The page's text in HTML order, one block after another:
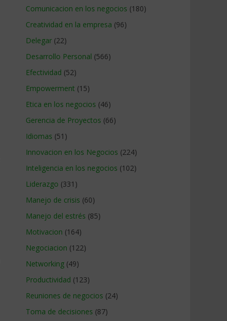
Comunicacion en los negocios (180)
Creatividad en la empresa (96)
Delegar (22)
Desarrollo Personal (566)
Efectividad (52)
Empowerment (15)
Etica en los negocios (46)
Gerencia de Proyectos (66)
Idiomas (51)
Innovacion en los Negocios (224)
Inteligencia en los negocios (102)
Liderazgo (331)
Manejo de crisis (60)
Manejo del estrés (85)
Motivacion (164)
Negociacion (122)
Networking (49)
Productividad (123)
Reuniones de negocios (24)
Toma de decisiones (87)